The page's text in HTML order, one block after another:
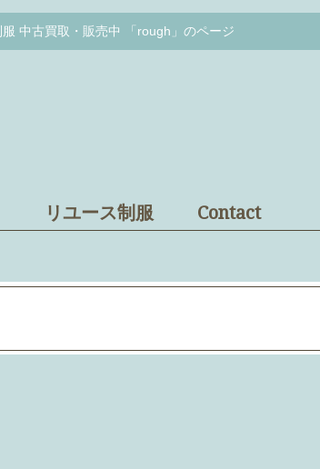
中古買取・販売中 「rough」のページ
リユース制服 Contact